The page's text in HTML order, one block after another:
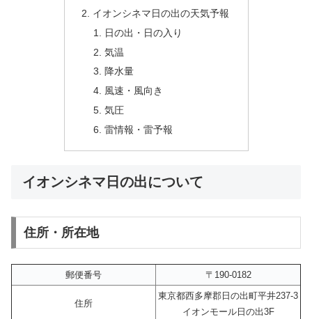
イオンシネマ日の出の天気予報
日の出・日の入り
気温
降水量
風速・風向き
気圧
雷情報・雷予報
イオンシネマ日の出について
住所・所在地
郵便番号 〒190-0182
住所
東京都西多摩郡日の出町平井237-3
イオンモール日の出3F